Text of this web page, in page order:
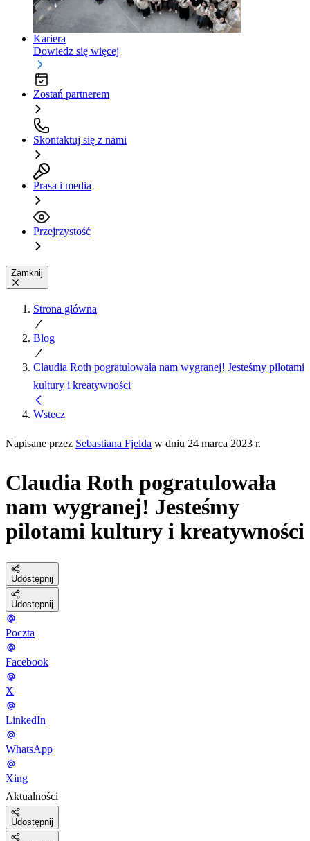
Kariera
Dowiedz się więcej
Zostań partnerem
Skontaktuj się z nami
Prasa i media
Przejrzystość
Zamknij
Strona główna
Blog
Claudia Roth pogratulowała nam wygranej! Jesteśmy pilotami
kultury i kreatywności
Wstecz
Napisane przez Sebastiana Fjelda w dniu 24 marca 2023 r.
Claudia Roth pogratulowała
nam wygranej! Jesteśmy
pilotami kultury i kreatywności
Udostępnij
Udostępnij
Poczta
Facebook
X
LinkedIn
WhatsApp
Xing
Aktualności
Udostępnij